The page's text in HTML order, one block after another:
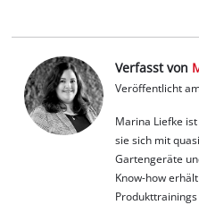
Verfasst von
Veröffentlicht
Marina Liefke
sie sich mit
Gartengeräte
Know-how